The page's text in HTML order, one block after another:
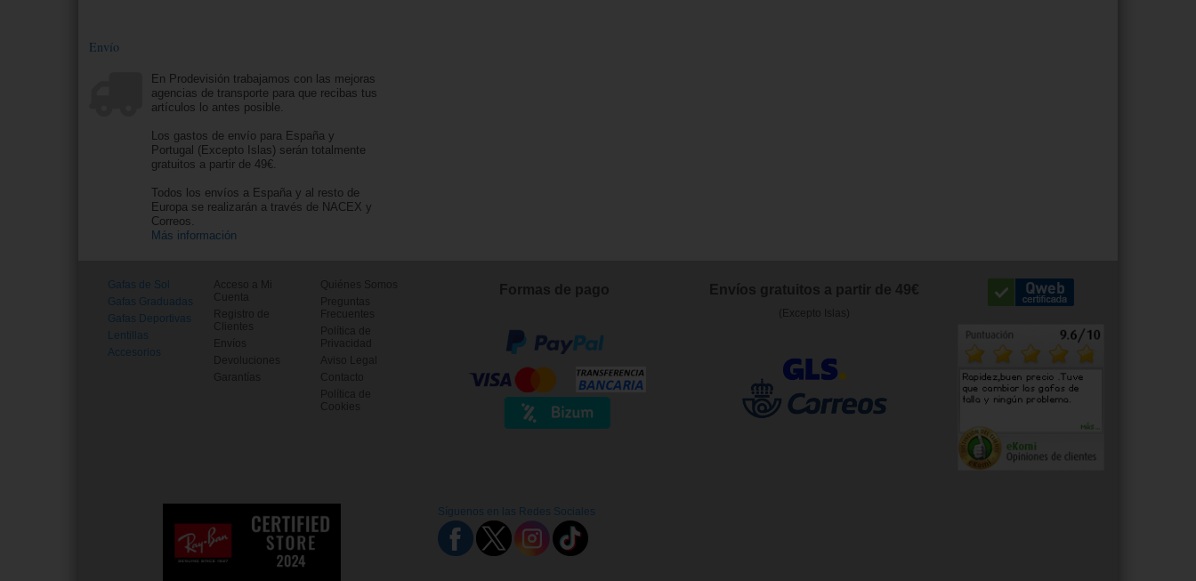
Envío
En Prodevisión trabajamos con las mejoras
agencias de transporte para que recibas tus
artículos lo antes posible.
Los gastos de envío para España y
Portugal (Excepto Islas) serán totalmente
gratuitos a partir de 49€.
Todos los envíos a España y al resto de
Europa se realizarán a través de NACEX y
Correos.
Más información
Gafas de Sol
Gafas Graduadas
Gafas Deportivas
Lentillas
Accesorios
Acceso a Mi
Cuenta
Registro de
Clientes
Envíos
Devoluciones
Garantías
Quiénes Somos
Preguntas
Frecuentes
Política de
Privacidad
Aviso Legal
Contacto
Política de
Cookies
Formas de pago Envíos gratuitos a partir de 49€
(Excepto Islas)
Síguenos en las Redes Sociales